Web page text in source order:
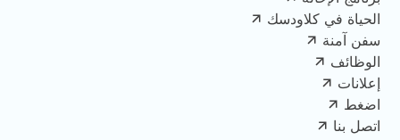
الحياة في كلاودسك
سفن آمنة
الوظائف
إعلانات
اضغط
اتصل بنا